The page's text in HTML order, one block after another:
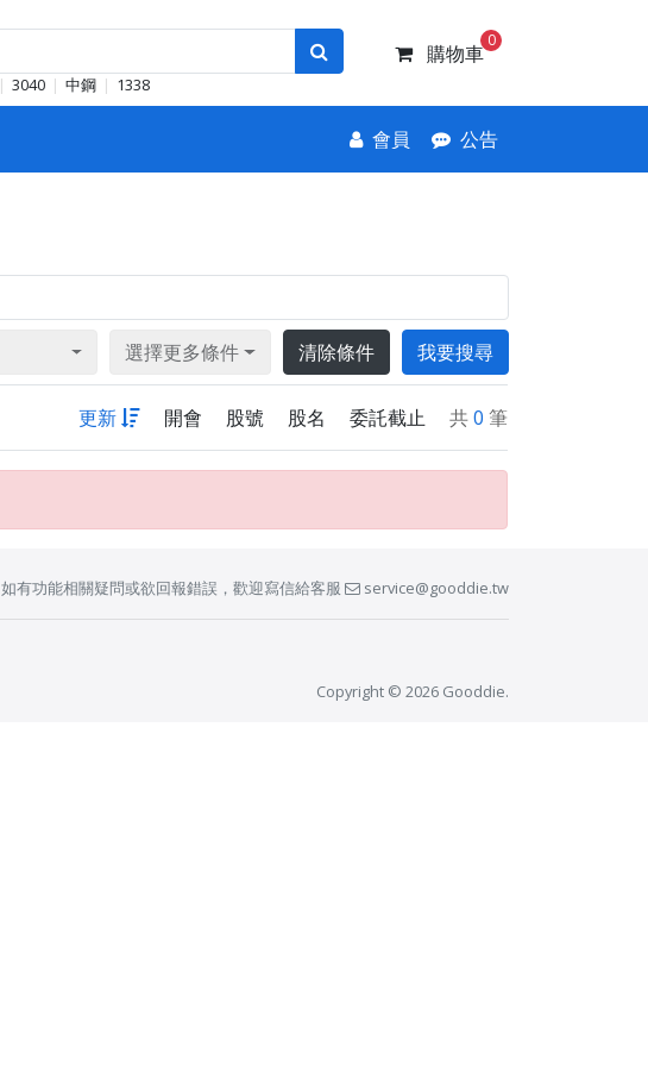
3040 中鋼 1338
購物車
0
會員 公告
選擇更多條件 清除條件 我要搜尋
更新 開會 股號 股名 委託截止 共0 筆
如有功能相關疑問或欲回報錯誤，歡迎寫信給客服 service@gooddie.tw
Copyright © 2026 Gooddie.